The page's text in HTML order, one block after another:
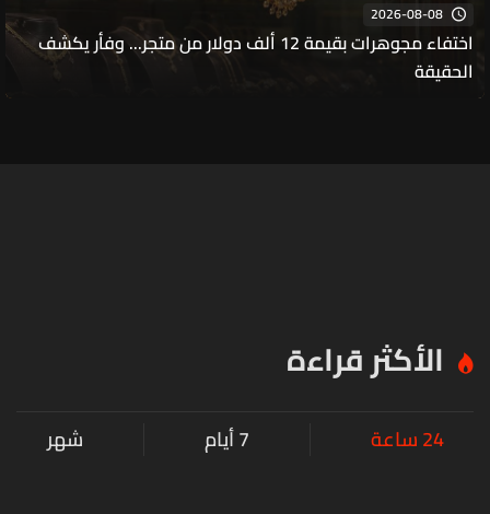
2026-08-08
اختفاء مجوهرات بقيمة 12 ألف دولار من متجر... وفأر يكشف
الحقيقة
الأكثر قراءة
24 ساعة 7 أيام شهر